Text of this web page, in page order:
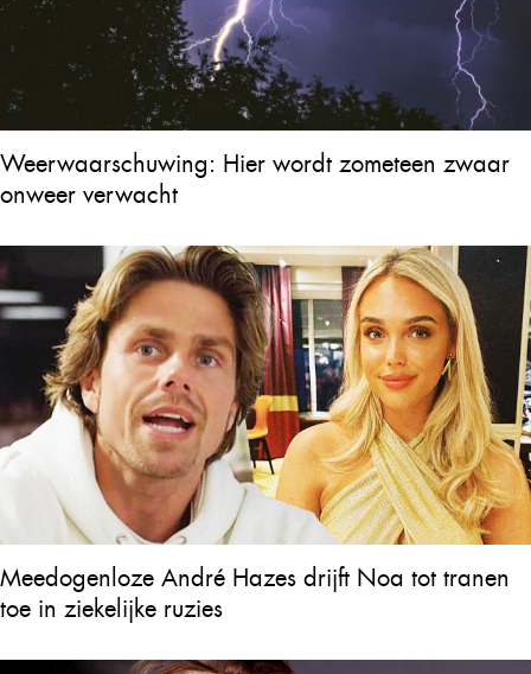
Weerwaarschuwing: Hier wordt zometeen zwaar
onweer verwacht
Meedogenloze André Hazes drijft Noa tot tranen
toe in ziekelijke ruzies